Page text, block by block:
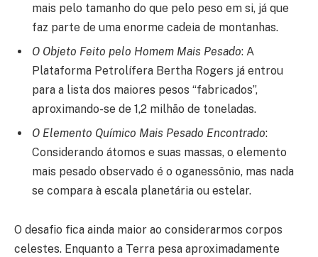
mais pelo tamanho do que pelo peso em si, já que
faz parte de uma enorme cadeia de montanhas.
O Objeto Feito pelo Homem Mais Pesado: A
Plataforma Petrolífera Bertha Rogers já entrou
para a lista dos maiores pesos “fabricados”,
aproximando-se de 1,2 milhão de toneladas.
O Elemento Químico Mais Pesado Encontrado:
Considerando átomos e suas massas, o elemento
mais pesado observado é o oganessônio, mas nada
se compara à escala planetária ou estelar.
O desafio fica ainda maior ao considerarmos corpos
celestes. Enquanto a Terra pesa aproximadamente